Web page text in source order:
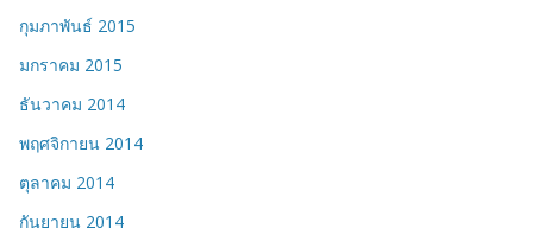
กุมภาพันธ์ 2015
มกราคม 2015
ธันวาคม 2014
พฤศจิกายน 2014
ตุลาคม 2014
กันยายน 2014